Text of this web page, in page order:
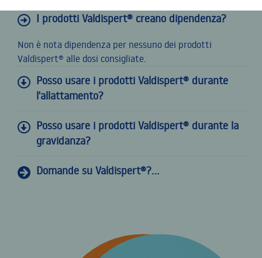
I prodotti Valdispert® creano dipendenza?
Non è nota dipendenza per nessuno dei prodotti
Valdispert® alle dosi consigliate.
Posso usare i prodotti Valdispert® durante
l'allattamento?
Posso usare i prodotti Valdispert® durante la
gravidanza?
Domande su Valdispert®?...